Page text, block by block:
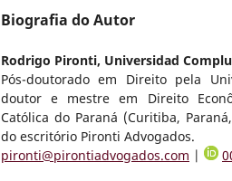
Biografia do Autor
Rodrigo Pironti, Universidad
Pós-doutorado em Direito pela
doutor e mestre em Direito
Católica do Paraná (Curitiba,
do escritório Pironti Advogados.
pironti@pirontiadvogados.com |